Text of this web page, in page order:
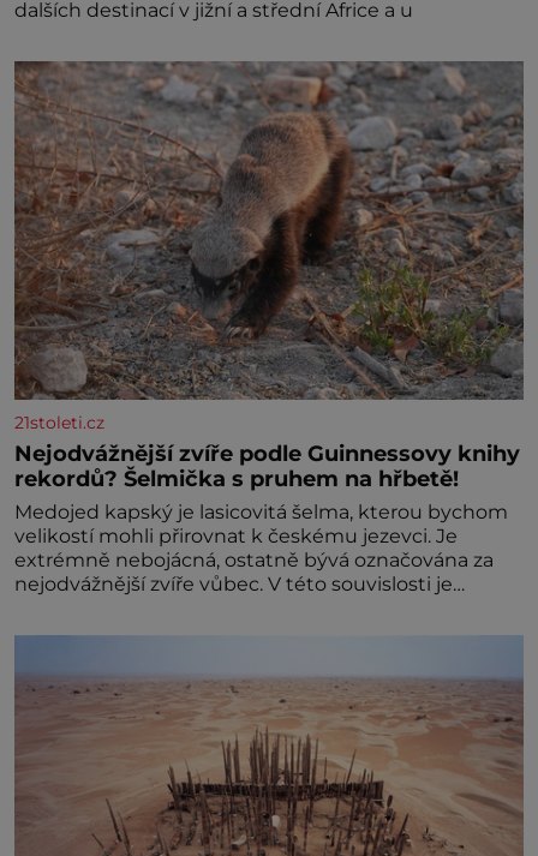
dalších destinací v jižní a střední Africe a u
21stoleti.cz
Nejodvážnější zvíře podle Guinnessovy knihy
rekordů? Šelmička s pruhem na hřbetě!
Medojed kapský je lasicovitá šelma, kterou bychom
velikostí mohli přirovnat k českému jezevci. Je
extrémně nebojácná, ostatně bývá označována za
nejodvážnější zvíře vůbec. V této souvislosti je